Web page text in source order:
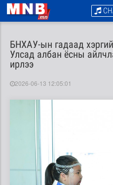
БНХАУ-ын гадаад
Улсад албан ёсны
ирлээ
2026-06-13 12:05:01